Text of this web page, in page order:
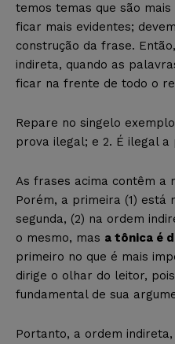
temos temas que são
ficar mais evidentes;
construção da frase.
indireta, quando as
ficar na frente de todo o
Repare no singelo
prova ilegal; e 2. É ilegal
As frases acima contêm a
Porém, a primeira (1) está
segunda, (2) na ordem
o mesmo, mas a tônica é
primeiro no que é mais
dirige o olhar do leitor,
fundamental de sua
Portanto, a ordem